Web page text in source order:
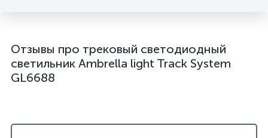
Отзывы про трековый светодиодный
светильник Ambrella light Track System
GL6688